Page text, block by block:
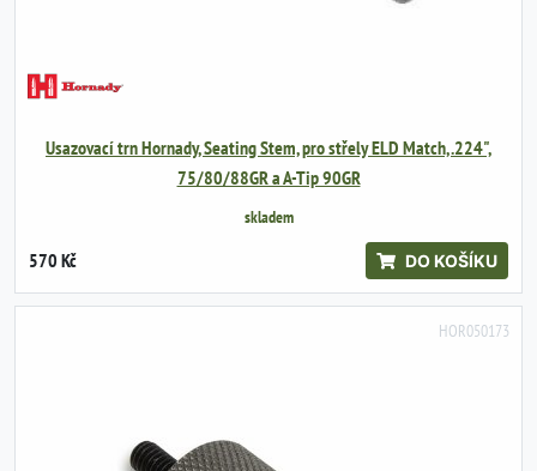
Usazovací trn Hornady, Seating Stem, pro střely ELD Match, .224",
75/80/88GR a A-Tip 90GR
skladem
570 Kč DO KOŠÍKU
HOR050173